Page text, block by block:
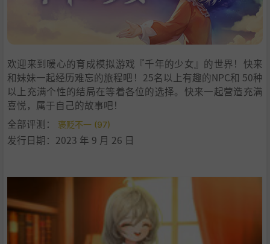
欢迎来到暖心的育成模拟游戏『千年的少女』的世界！快来
和妹妹一起经历难忘的旅程吧！25名以上有趣的NPC和 50种
以上充满个性的结局在等着各位的选择。快来一起营造充满
喜悦，属于自己的故事吧！
全部评测：
褒贬不一 (97)
发行日期：2023 年 9 月 26 日